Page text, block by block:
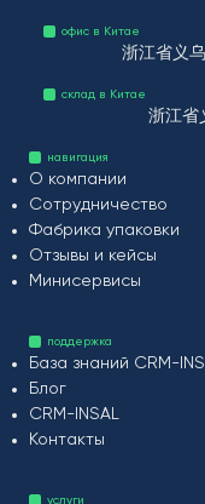
офис в Китае
浙江省义
склад в Китае
浙江省
навигация
О компании
Сотрудничество
Фабрика упаковки
Отзывы и кейсы
Минисервисы
поддержка
База знаний CRM-
Блог
CRM-INSAL
Контакты
услуги